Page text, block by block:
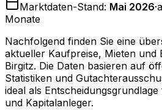
Marktdaten-Stand: Mai 2026·
Monate
Nachfolgend finden Sie eine
aktueller Kaufpreise, Mieten und
Birgitz. Die Daten basieren auf
Statistiken und
ideal als
und Kapitalanleger.